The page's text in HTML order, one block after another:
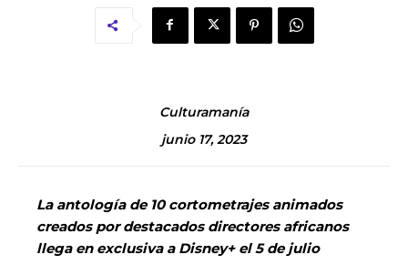
Culturamanía
junio 17, 2023
La antología de 10 cortometrajes animados
creados por destacados directores africanos
llega en exclusiva a Disney+ el 5 de julio